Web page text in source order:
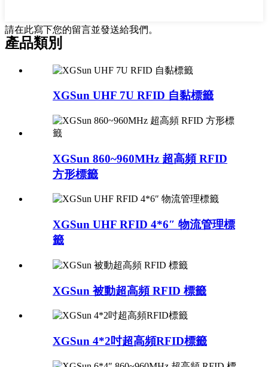
請在此寫下您的留言並發送給我們。
產品類別
XGSun UHF 7U RFID 自黏標籤
XGSun 860~960MHz 超高頻 RFID
方形標籤
XGSun UHF RFID 4*6″ 物流管理標
籤
XGSun 被動超高頻 RFID 標籤
XGSun 4*2吋超高頻RFID標籤